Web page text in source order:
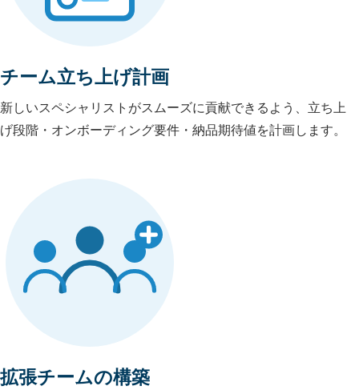
チーム立ち上げ計画
新しいスペシャリストがスムーズに貢献できるよう、立ち上
げ段階・オンボーディング要件・納品期待値を計画します。
拡張チームの構築